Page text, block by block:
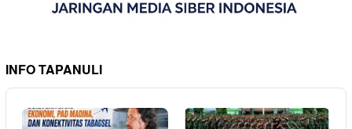
INFO TAPANULI